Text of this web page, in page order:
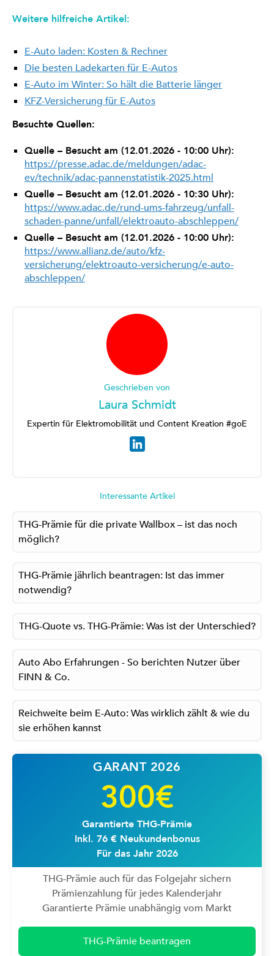
Weitere hilfreiche Artikel:
E-Auto laden: Kosten & Rechner
Die besten Ladekarten für E-Autos
E-Auto im Winter: So hält die Batterie länger
KFZ-Versicherung für E-Autos
Besuchte Quellen:
Quelle – Besucht am (12.01.2026 - 10:00 Uhr):
https://presse.adac.de/meldungen/adac-
ev/technik/adac-pannenstatistik-2025.html
Quelle – Besucht am (12.01.2026 - 10:30 Uhr):
https://www.adac.de/rund-ums-fahrzeug/unfall-
schaden-panne/unfall/elektroauto-abschleppen/
Quelle – Besucht am (12.01.2026 - 10:00 Uhr):
https://www.allianz.de/auto/kfz-
versicherung/elektroauto-versicherung/e-auto-
abschleppen/
Geschrieben von
Laura Schmidt
Expertin für Elektromobilität und Content Kreation #goE
Interessante Artikel
THG-Prämie für die private Wallbox – ist das noch
möglich?
THG-Prämie jährlich beantragen: Ist das immer
notwendig?
THG-Quote vs. THG-Prämie: Was ist der Unterschied?
Auto Abo Erfahrungen - So berichten Nutzer über
FINN & Co.
Reichweite beim E-Auto: Was wirklich zählt & wie du
sie erhöhen kannst
GARANT 2026
300€
Garantierte THG-Prämie
Inkl. 76 € Neukundenbonus
Für das Jahr 2026
THG-Prämie auch für das Folgejahr sichern
Prämienzahlung für jedes Kalenderjahr
Garantierte Prämie unabhängig vom Markt
THG-Prämie beantragen